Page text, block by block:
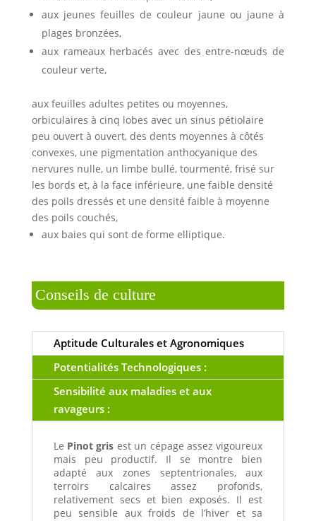
aux jeunes feuilles de couleur jaune ou jaune à
plages bronzées,
aux rameaux herbacés avec des entre-nœuds de
couleur verte,
aux feuilles adultes petites ou moyennes,
orbiculaires à cinq lobes avec un sinus pétiolaire
peu ouvert à ouvert, des dents moyennes à côtés
convexes, une pigmentation anthocyanique des
nervures nulle, un limbe bullé, tourmenté, frisé sur
les bords et, à la face inférieure, une faible densité
des poils dressés et une densité faible à moyenne
des poils couchés,
aux baies qui sont de forme elliptique.
Conseils de culture
Aptitude Culturales et Agronomiques
Potentialités Technologiques :
Sensibilité aux maladies et aux
ravageurs :
Le Pinot gris est un cépage assez vigoureux
mais peu productif. Il se montre bien
adapté aux zones septentrionales, aux
terroirs calcaires assez profonds,
relativement secs et bien exposés. Il est
peu sensible aux froids de l’hiver et sa